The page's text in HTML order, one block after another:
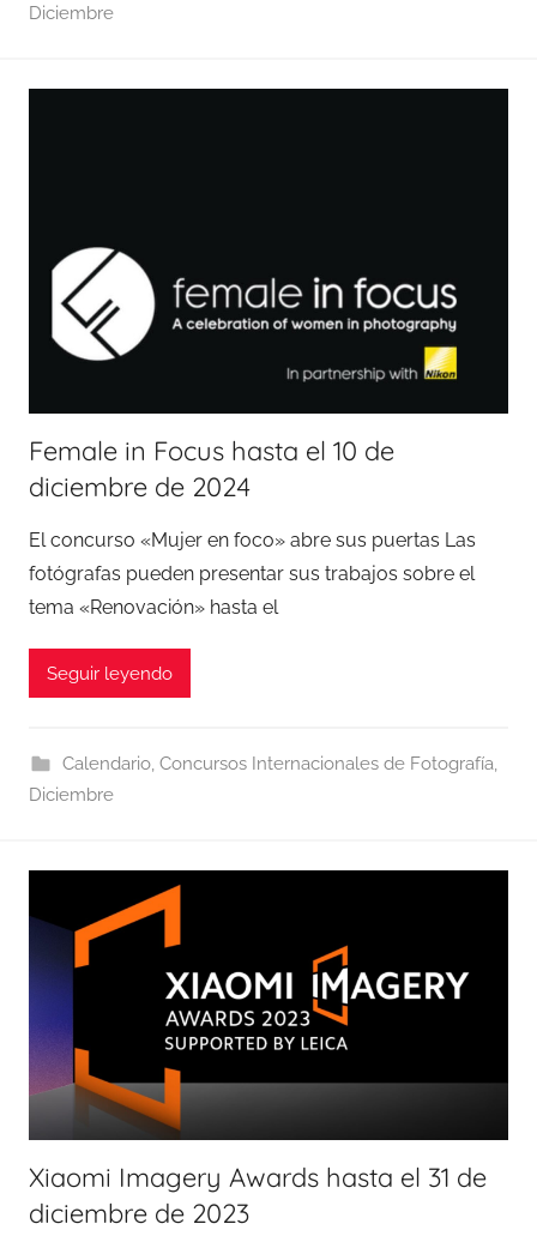
Diciembre
Female in Focus hasta el 10 de
diciembre de 2024
El concurso «Mujer en foco» abre sus puertas Las
fotógrafas pueden presentar sus trabajos sobre el
tema «Renovación» hasta el
Seguir leyendo
Calendario, Concursos Internacionales de Fotografía,
Diciembre
Xiaomi Imagery Awards hasta el 31 de
diciembre de 2023